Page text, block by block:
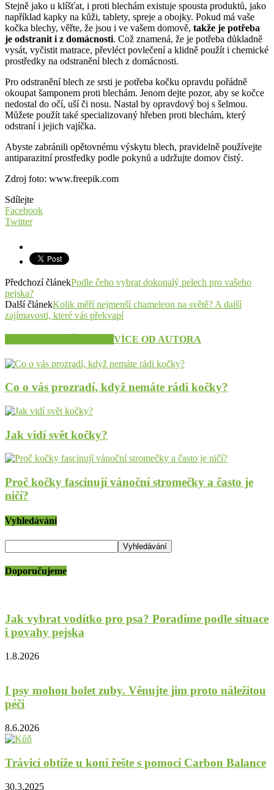
Stejně jako u klíšťat, i proti blechám existuje spousta produktů, jako
například kapky na kůži, tablety, spreje a obojky. Pokud má vaše
kočka blechy, věřte, že jsou i ve vašem domově, takže je potřeba
je odstranit i z domácnosti. Což znamená, že je potřeba důkladně
vysát, vyčistit matrace, převléct povlečení a klidně použít i chemické
prostředky na odstranění blech z domácnosti.
Pro odstranění blech ze srsti je potřeba kočku opravdu pořádně
okoupat šamponem proti blechám. Jenom dejte pozor, aby se kočce
nedostal do očí, uší či nosu. Nastal by opravdový boj s šelmou.
Můžete použít také specializovaný hřeben proti blechám, který
odstraní i jejich vajíčka.
Abyste zabránili opětovnému výskytu blech, pravidelně používejte
antiparazitní prostředky podle pokynů a udržujte domov čistý.
Zdroj foto: www.freepik.com
Sdílejte
Facebook
Twitter
Předchozí článekPodle čeho vybrat dokonalý pelech pro vašeho
pejska?
Další článekKolik měří nejmenší chameleon na světě? A další
zajímavosti, které vás překvapí
VÍCE OD AUTORA
Co o vás prozradí, když nemáte rádi kočky?
Jak vidí svět kočky?
Proč kočky fascinují vánoční stromečky a často je
ničí?
Vyhledávání
Doporučujeme
Jak vybrat vodítko pro psa? Poradíme podle situace
i povahy pejska
1.8.2026
I psy mohou bolet zuby. Věnujte jim proto náležitou
péči
8.6.2026
Trávicí obtíže u koní řešte s pomocí Carbon Balance
30.3.2025